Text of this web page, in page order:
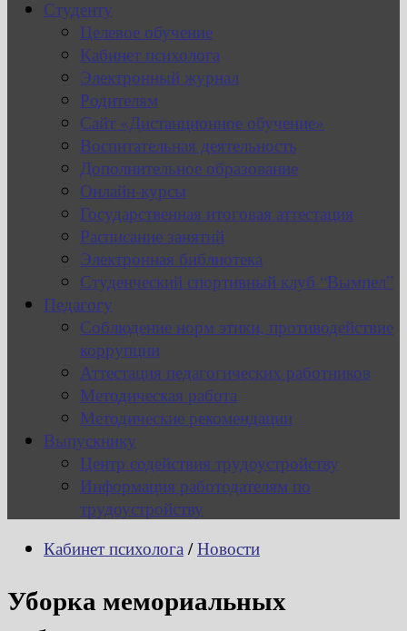
Студенту
Целевое обучение
Кабинет психолога
Электронный журнал
Родителям
Сайт «Дистанционное обучение»
Воспитательная деятельность
Дополнительное образование
Онлайн-курсы
Государственная итоговая аттестация
Расписание занятий
Электронная библиотека
Студенческий спортивный клуб “Вымпел”
Педагогу
Соблюдение норм этики, противодействие
коррупции
Аттестация педагогических работников
Методическая работа
Методические рекомендации
Выпускнику
Центр содействия трудоустройству
Информация работодателям по
трудоустройству
Кабинет психолога / Новости
Уборка мемориальных